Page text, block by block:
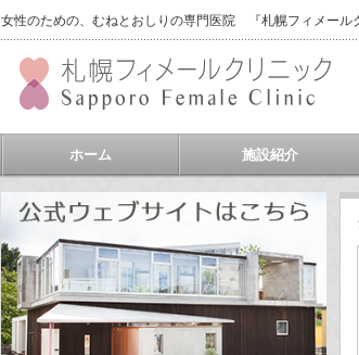
女性のための、むねとおしりの専門医院 『札幌フィメール
ホーム 施設紹介